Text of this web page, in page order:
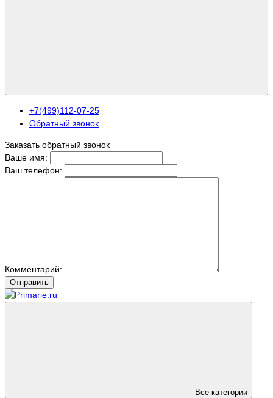
+7(499)112-07-25
Обратный звонок
Заказать обратный звонок
Ваше имя:
Ваш телефон:
Комментарий:
Отправить
Все категории